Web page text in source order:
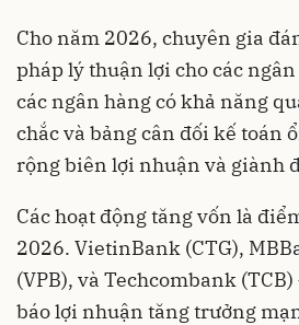
Cho năm 2026, chuyên gia
pháp lý thuận lợi cho các
các ngân hàng có khả năng
chắc và bảng cân đối kế toán
rộng biên lợi nhuận và giành
Các hoạt động tăng vốn là
2026. VietinBank (CTG),
(VPB), và Techcombank
báo lợi nhuận tăng trưởng